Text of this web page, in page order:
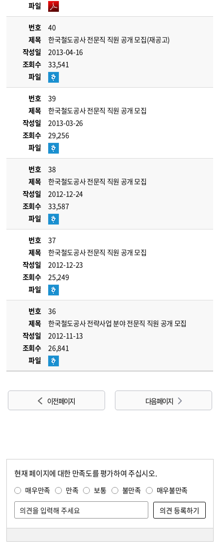
파일
번호
40
제목
한국철도공사 전문직 직원 공개 모집(재공고)
작성일
2013-04-16
조회수
33,541
파일
번호
39
제목
한국철도공사 전문직 직원 공개 모집
작성일
2013-03-26
조회수
29,256
파일
번호
38
제목
한국철도공사 전문직 직원 공개 모집
작성일
2012-12-24
조회수
33,587
파일
번호
37
제목
한국철도공사 전문직 직원 공개 모집
작성일
2012-12-23
조회수
25,249
파일
번호
36
제목
한국철도공사 전략사업 분야 전문직 직원 공개 모집
작성일
2012-11-13
조회수
26,841
파일
이전 페이지 다음 페이지
현재 페이지에 대한 만족도를 평가하여 주십시오.
매우만족 만족 보통 불만족 매우불만족